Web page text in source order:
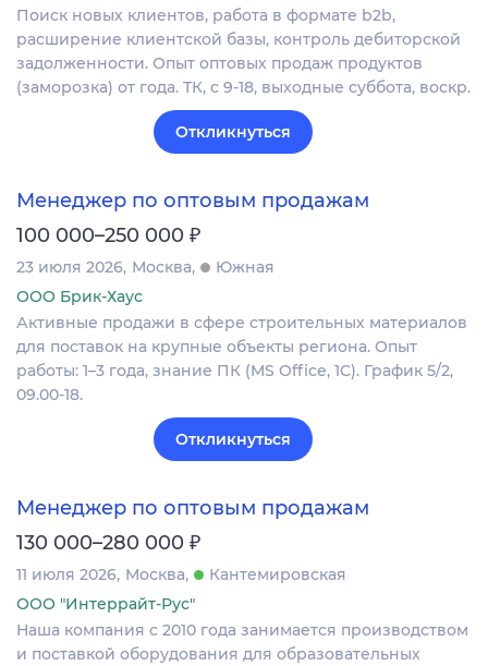
Поиск новых клиентов, работа в формате b2b,
расширение клиентской базы, контроль дебиторской
задолженности. Опыт оптовых продаж продуктов
(заморозка) от года. ТК, с 9-18, выходные суббота, воскр.
Откликнуться
Менеджер по оптовым продажам
100 000–250 000 ₽
23 июля 2026 Москва
Южная
ООО Брик-Хаус
Активные продажи в сфере строительных материалов
для поставок на крупные объекты региона. Опыт
работы: 1–3 года, знание ПК (MS Office, 1C). График 5/2,
09.00-18.
Откликнуться
Менеджер по оптовым продажам
130 000–280 000 ₽
11 июля 2026 Москва
Кантемировская
ООО "Интеррайт-Рус"
Наша компания с 2010 года занимается производством
и поставкой оборудования для образовательных